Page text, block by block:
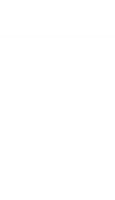
à des enjeux